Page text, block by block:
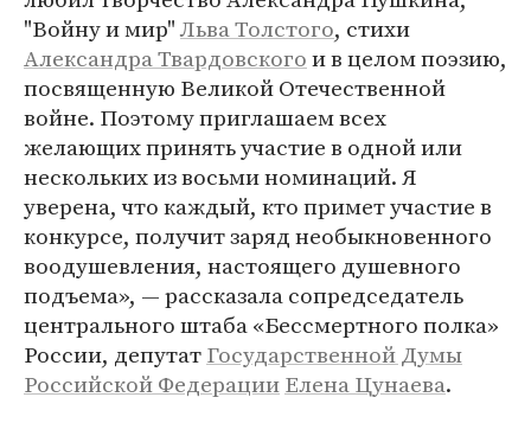
"Войну и мир"Льва Толстого, стихи
Александра Твардовскогои в целом поэзию,
посвященную Великой Отечественной
войне. Поэтому приглашаем всех
желающих принять участие в одной или
нескольких из восьми номинаций. Я
уверена, что каждый, кто примет участие в
конкурсе, получит заряд необыкновенного
воодушевления, настоящего душевного
подъема», — рассказала сопредседатель
центрального штаба «Бессмертного полка»
России, депутатГосударственной Думы
Российской ФедерацииЕлена Цунаева.